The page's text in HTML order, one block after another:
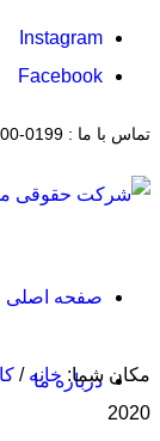
Instagram
Facebook
تماس با ما : 0199-300 (647) 1+ | 4165-889 (647) 1+
صفحه اصلی
درباره مامکان شما: خانه /
2020